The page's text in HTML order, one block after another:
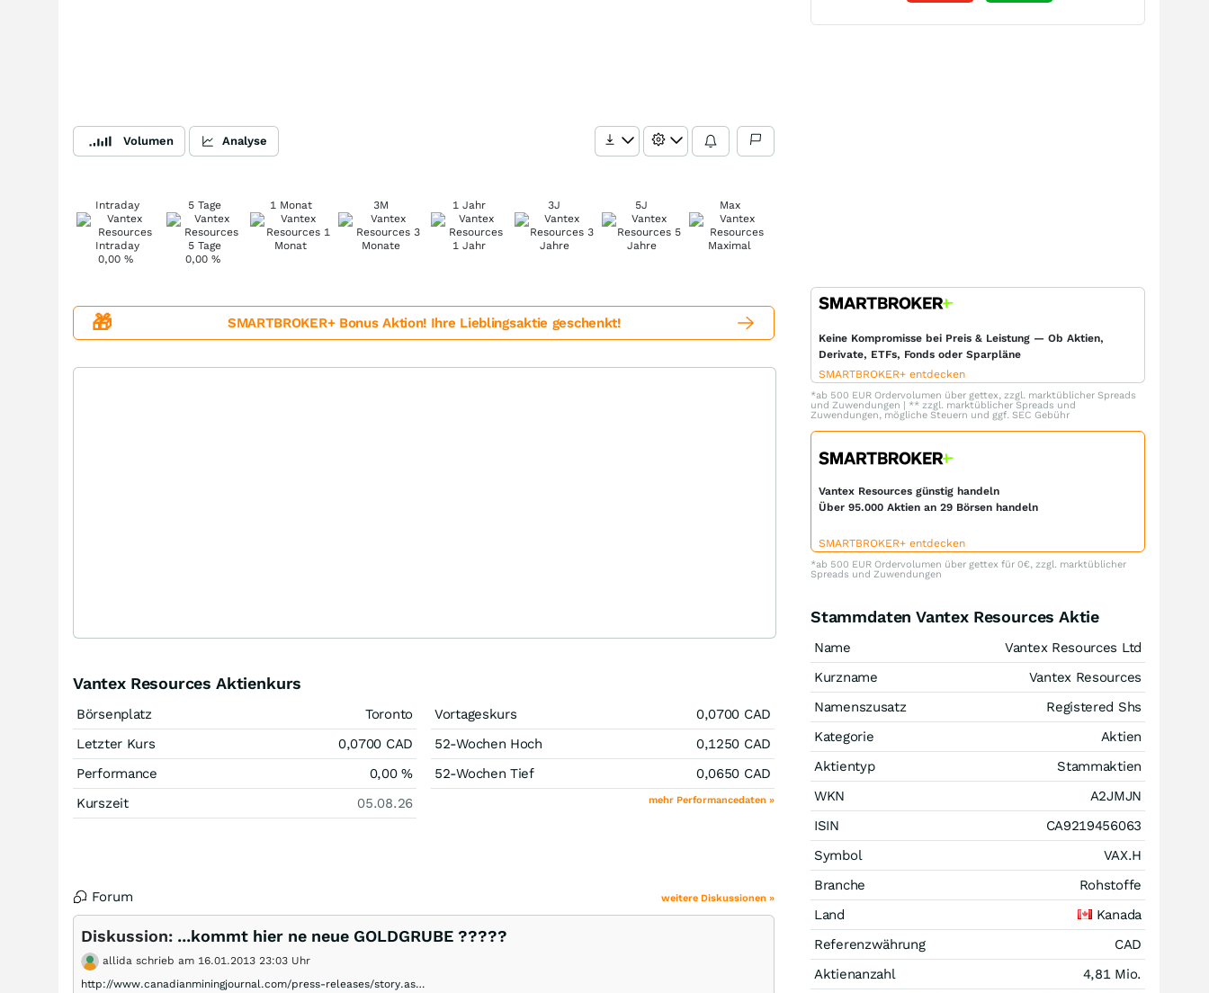
Volumen Analyse
Intraday
0,00%
5 Tage
0,00 %
1 Monat 3M 1 Jahr 3J 5J Max
🎁 SMARTBROKER+ Bonus Aktion! Ihre Lieblingsaktie geschenkt!
Vantex Resources Aktienkurs
Börsenplatz
Toronto
Letzter Kurs
0,0700 CAD
Performance
0,00%
Kurszeit
05.08.26
Vortageskurs 0,0700 CAD
52-Wochen Hoch
0,1250 CAD
52-Wochen Tief
0,0650 CAD
mehr Performancedaten »
Forum weitere Diskussionen »
Diskussion: ...kommt hier ne neue GOLDGRUBE ?????
allida schrieb am 16.01.2013 23:03 Uhr
http://www.canadianminingjournal.com/press-releases/story.as…
Keine Kompromisse bei Preis & Leistung — Ob Aktien,
Derivate, ETFs, Fonds oder Sparpläne
SMARTBROKER+ entdecken
*ab 500 EUR Ordervolumen über gettex, zzgl. marktüblicher Spreads
und Zuwendungen | ** zzgl. marktüblicher Spreads und
Zuwendungen, mögliche Steuern und ggf. SEC Gebühr
Vantex Resources günstig handeln
Über 95.000 Aktien an 29 Börsen handeln
SMARTBROKER+ entdecken
*ab 500 EUR Ordervolumen über gettex für 0€, zzgl. marktüblicher
Spreads und Zuwendungen
Stammdaten Vantex Resources Aktie
Name
Vantex Resources Ltd
Kurzname
Vantex Resources
Namenszusatz
Registered Shs
Kategorie
Aktien
Aktientyp
Stammaktien
WKN
A2JMJN
ISIN
CA9219456063
Symbol
VAX.H
Branche
Rohstoffe
Land
Kanada
Referenzwährung
CAD
Aktienanzahl
4,81 Mio.